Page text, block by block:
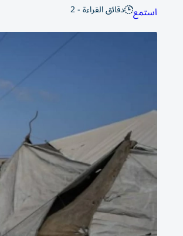
استمع دقائق القراءة - 2